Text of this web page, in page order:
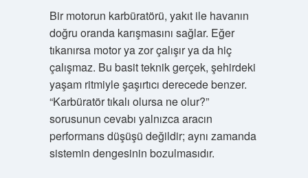
Bir motorun karbüratörü, yakıt ile havanın
doğru oranda karışmasını sağlar. Eğer
tıkanırsa motor ya zor çalışır ya da hiç
çalışmaz. Bu basit teknik gerçek, şehirdeki
yaşam ritmiyle şaşırtıcı derecede benzer.
“Karbüratör tıkalı olursa ne olur?”
sorusunun cevabı yalnızca aracın
performans düşüşü değildir; aynı zamanda
sistemin dengesinin bozulmasıdır.